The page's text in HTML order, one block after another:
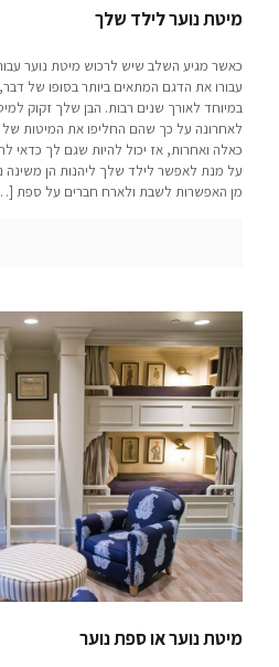
מיטת נוער לילד שלך
כאשר מגיע השלב שיש לרכוש מיטת נוער
עבורו את הדגם המתאים ביותר בסופו של
במיוחד לאורך שנים רבות. הבן שלך זקוק
לאחרונה על כך שהם החליפו את המיטות של
כאלה ואחרות, אז יכול להיות שגם לך
על מנת לאפשר לילד שלך ליהנות הן משינה
מן האפשרות לשבת ולארח חברים על ספת
מיטת נוער או ספת נוער